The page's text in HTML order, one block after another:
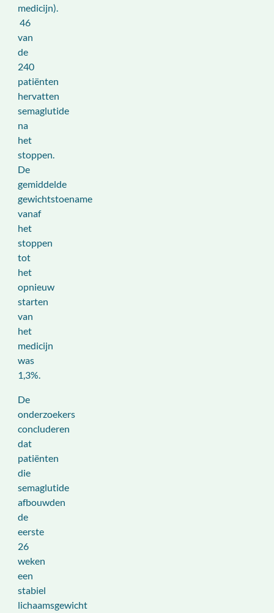
medicijn).
46
van
de
240
patiënten
hervatten
semaglutide
na
het
stoppen.
De
gemiddelde
gewichtstoename
vanaf
het
stoppen
tot
het
opnieuw
starten
van
het
medicijn
was
1,3%.
De
onderzoekers
concluderen
dat
patiënten
die
semaglutide
afbouwden
de
eerste
26
weken
een
stabiel
lichaamsgewicht